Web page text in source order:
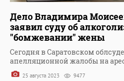
Дело Владимира
заявил суду об
"бомжевании" жены
Сегодня в Саратовском
апелляционной жалобы на
25 августа 2023 9477